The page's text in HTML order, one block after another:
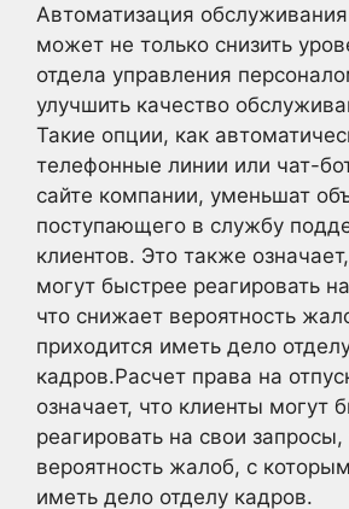
Автоматизация
может не только снизить
отдела управления
улучшить качество
Такие опции, как
телефонные линии или чат-
сайте компании, уменьшат
поступающего в службу
клиентов. Это также
могут быстрее реагировать
что снижает вероятность
приходится иметь дело
кадров.Расчет права на
означает, что клиенты могут
реагировать на свои
вероятность жалоб, с
иметь дело отделу кадров.